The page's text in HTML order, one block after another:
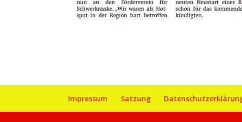
Impressum Satzung